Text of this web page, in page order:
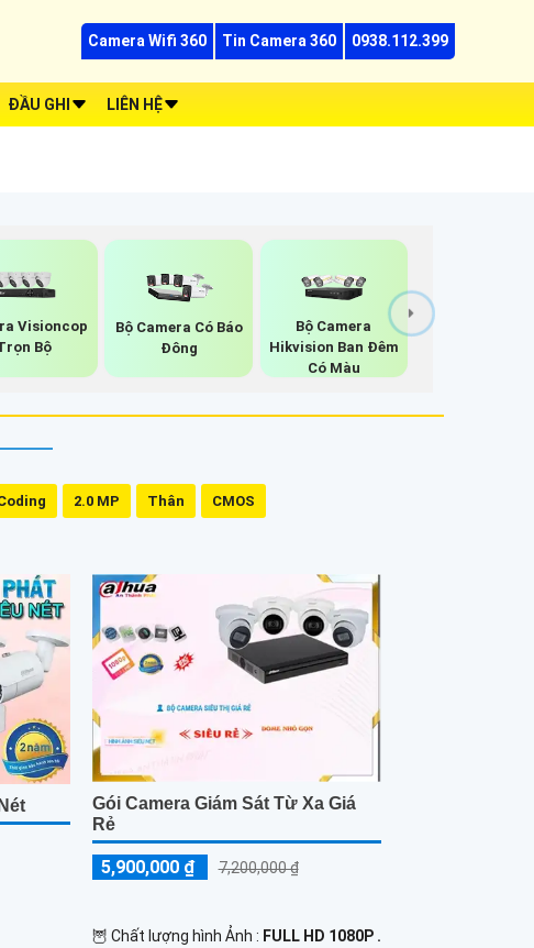
Camera Wifi 360 Tin Camera 360 0938.112.399
ĐẦU GHI LIÊN HỆ
Visioncop
Bộ
Bộ Camera Có Báo
Đông
Bộ Camera
Hikvision Ban Đêm
Có Màu
2.0 MP Thân CMOS
Gói Camera Giám Sát Từ Xa Giá
Rẻ
5,900,000 ₫ 7,200,000 ₫
🦉 Chất lượng hình Ảnh : FULL HD 1080P .